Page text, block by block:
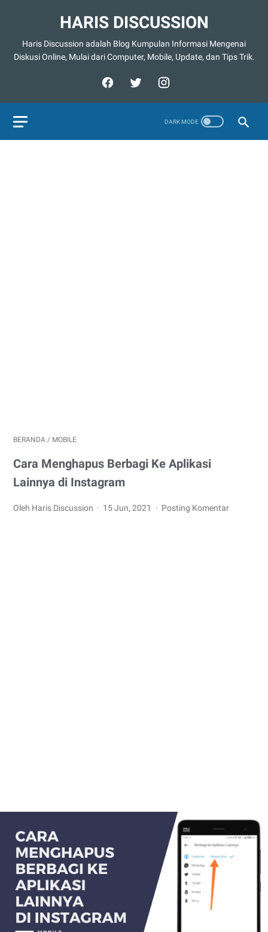
HARIS DISCUSSION
Haris Discussion adalah Blog Kumpulan Informasi Mengenai
Diskusi Online, Mulai dari Computer, Mobile, Update, dan Tips Trik.
BERANDA / MOBILE
Cara Menghapus Berbagi Ke Aplikasi
Lainnya di Instagram
Oleh Haris Discussion 15 Jun, 2021 Posting Komentar